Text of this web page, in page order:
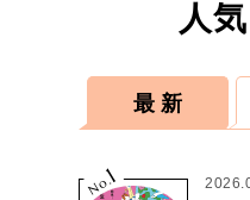
人
最 新
No.
1